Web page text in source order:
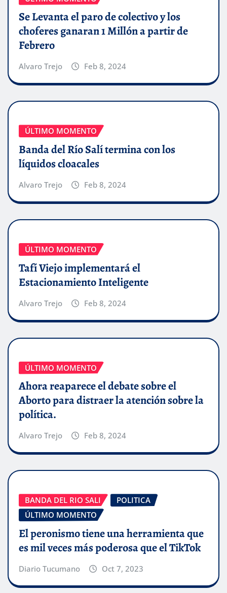
Se Levanta el paro de colectivo y los
choferes ganaran 1 Millón a partir de
Febrero
Alvaro Trejo Feb 8, 2024
ÚLTIMO MOMENTO
Banda del Río Salí termina con los
líquidos cloacales
Alvaro Trejo Feb 8, 2024
ÚLTIMO MOMENTO
Tafí Viejo implementará el
Estacionamiento Inteligente
Alvaro Trejo Feb 8, 2024
ÚLTIMO MOMENTO
Ahora reaparece el debate sobre el
Aborto para distraer la atención sobre la
política.
Alvaro Trejo Feb 8, 2024
BANDA DEL RIO SALI
POLITICA
ÚLTIMO MOMENTO
El peronismo tiene una herramienta que
es mil veces más poderosa que el TikTok
Diario Tucumano Oct 7, 2023